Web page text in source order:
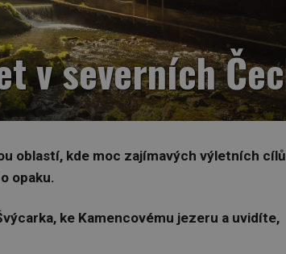
v severních
oblastí, kde moc zajímavých výletních cílů
opaku.
ke Kamencovému jezeru a uvidíte,